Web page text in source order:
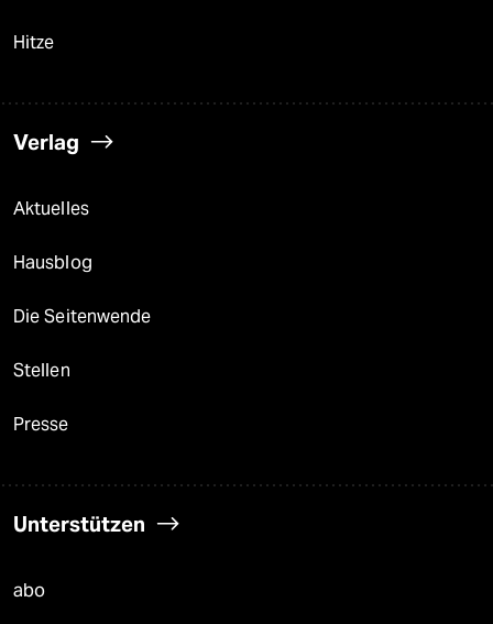
Hitze
Verlag
Aktuelles
Hausblog
Die Seitenwende
Stellen
Presse
Unterstützen
abo